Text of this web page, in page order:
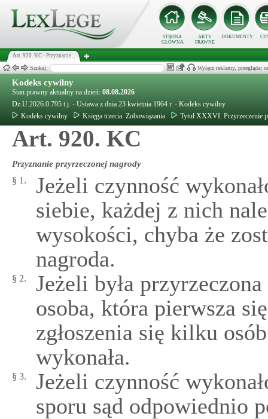
STRONA
GŁÓWNA
AKTY
PRAWNE
DOKUMENTY
Art. 920. KC - Przyznanie...
Szukaj: Wyłącz reklamy, przeglądaj
Kodeks cywilny
Stan prawny aktualny na dzień: 08.08.2026
Dz.U.2026.0.795 t.j. - Ustawa z dnia 23 kwietnia 1964 r. - Kodeks cywilny
Kodeks cywilny
Księga trzecia. Zobowiązania Tytuł XXXVI. Przyrzeczenie
Art. 920. KC
Przyznanie przyrzeczonej nagrody
§ 1.
Jeżeli czynność
siebie, każdej z nich
wysokości, chyba że
nagroda.
§ 2.
Jeżeli była
osoba, która pierwsza
zgłoszenia się kilku
wykonała.
§ 3.
Jeżeli czynność
sporu sąd odpowiednio